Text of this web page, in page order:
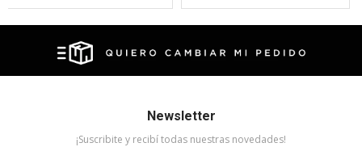
Newsletter
¡Suscribite y recibí todas nuestras novedades!